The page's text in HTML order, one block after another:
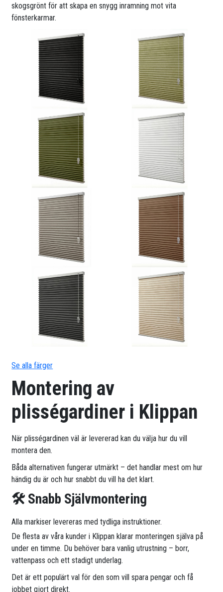
skogsgrönt för att skapa en snygg inramning mot vita
fönsterkarmar.
Se alla färger
Montering av
plisségardiner i Klippan
När plisségardinen väl är levererad kan du välja hur du vill
montera den.
Båda alternativen fungerar utmärkt – det handlar mest om hur
händig du är och hur snabbt du vill ha det klart.
🛠 Snabb Självmontering
Alla markiser levereras med tydliga instruktioner.
De flesta av våra kunder i Klippan klarar monteringen själva på
under en timme. Du behöver bara vanlig utrustning – borr,
vattenpass och ett stadigt underlag.
Det är ett populärt val för den som vill spara pengar och få
jobbet gjort direkt.